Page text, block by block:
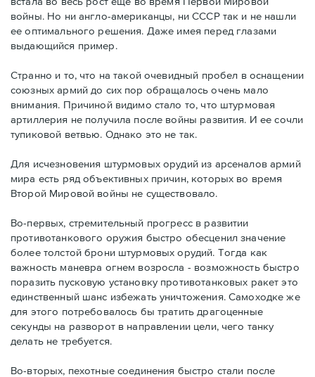
войны. Но ни англо-американцы, ни СССР так и не нашли
ее оптимального решения. Даже имея перед глазами
выдающийся пример.
Странно и то, что на такой очевидный пробел в оснащении
союзных армий до сих пор обращалось очень мало
внимания. Причиной видимо стало то, что штурмовая
артиллерия не получила после войны развития. И ее сочли
тупиковой ветвью. Однако это не так.
Для исчезновения штурмовых орудий из арсеналов армий
мира есть ряд объективных причин, которых во время
Второй Мировой войны не существовало.
Во-первых, стремительный прогресс в развитии
противотанкового оружия быстро обесценил значение
более толстой брони штурмовых орудий. Тогда как
важность маневра огнем возросла - возможность быстро
поразить пусковую установку противотанковых ракет это
единственный шанс избежать уничтожения. Самоходке же
для этого потребовалось бы тратить драгоценные
секунды на разворот в направлении цели, чего танку
делать не требуется.
Во-вторых, пехотные соединения быстро стали после